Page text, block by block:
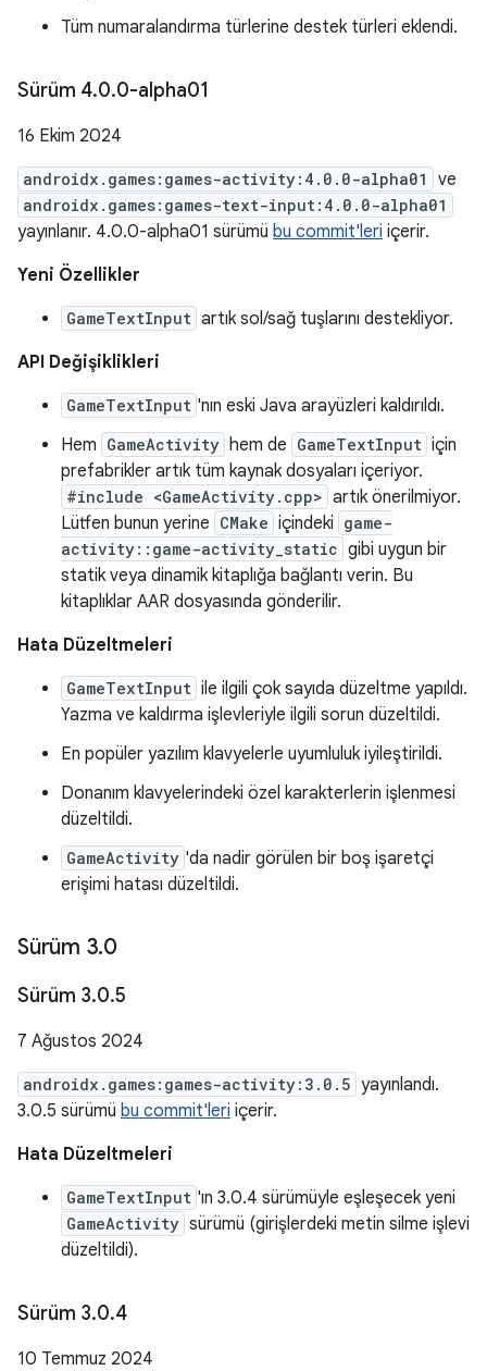
Tüm numaralandırma türlerine destek türleri eklendi.
Sürüm 4.0.0-alpha01
16 Ekim 2024
androidx.games:games-activity:4.0.0-alpha01 ve
androidx.games:games-text-input:4.0.0-alpha01
yayınlanır. 4.0.0-alpha01 sürümü bu commit'leri içerir.
Yeni Özellikler
GameTextInput artık sol/sağ tuşlarını destekliyor.
API Değişiklikleri
GameTextInput 'nın eski Java arayüzleri kaldırıldı.
Hem GameActivity hem de GameTextInput için
prefabrikler artık tüm kaynak dosyaları içeriyor.
#include <GameActivity.cpp> artık önerilmiyor.
Lütfen bunun yerine CMake içindeki game-
activity::game-activity_static gibi uygun bir
statik veya dinamik kitaplığa bağlantı verin. Bu
kitaplıklar AAR dosyasında gönderilir.
Hata Düzeltmeleri
GameTextInput ile ilgili çok sayıda düzeltme yapıldı.
Yazma ve kaldırma işlevleriyle ilgili sorun düzeltildi.
En popüler yazılım klavyelerle uyumluluk iyileştirildi.
Donanım klavyelerindeki özel karakterlerin işlenmesi
düzeltildi.
GameActivity 'da nadir görülen bir boş işaretçi
erişimi hatası düzeltildi.
Sürüm 3.0
Sürüm 3.0.5
7 Ağustos 2024
androidx.games:games-activity:3.0.5 yayınlandı.
3.0.5 sürümü bu commit'leri içerir.
Hata Düzeltmeleri
GameTextInput 'ın 3.0.4 sürümüyle eşleşecek yeni
GameActivity sürümü (girişlerdeki metin silme işlevi
düzeltildi).
Sürüm 3.0.4
10 Temmuz 2024